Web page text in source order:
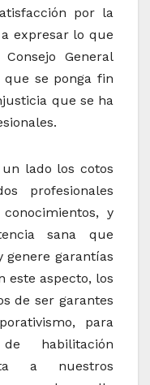
por la
expresar lo que
General
se ponga fin
que se ha
lado los cotos
profesionales
y
sana que
genere garantías
este aspecto, los
de ser garantes
para
habilitación
a nuestros